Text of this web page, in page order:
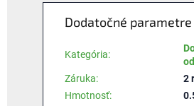
Dodatočné parametre
Kategória:
Záruka:
2
Hmotnosť: